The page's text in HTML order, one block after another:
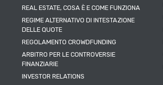
REAL ESTATE, COSA È E COME FUNZIONA
REGIME ALTERNATIVO DI INTESTAZIONE
DELLE QUOTE
REGOLAMENTO CROWDFUNDING
ARBITRO PER LE CONTROVERSIE
FINANZIARIE
INVESTOR RELATIONS